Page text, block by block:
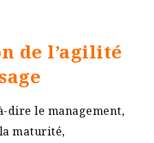
de l’agilité
dire le management,
maturité,